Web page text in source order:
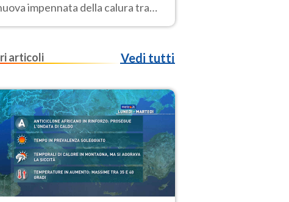
impennata della calura tra
e 14 agosto, con nuovi rialzi
articoli
Vedi tutti